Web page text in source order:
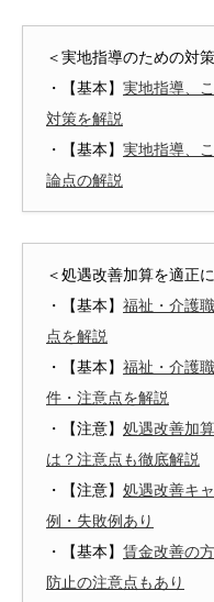
＜実地指導のための対
・【基本】 実地指導、
対策を解説
・【基本】 実地指導、
論点の解説
＜処遇改善加算を適正
・【基本】 福祉・介護
点を解説
・【基本】 福祉・介護
件・注意点を解説
・【注意】 処遇改善加
は？注意点も徹底解説
・【注意】 処遇改善キ
例・失敗例あり
・【基本】 賃金改善の
防止の注意点もあり